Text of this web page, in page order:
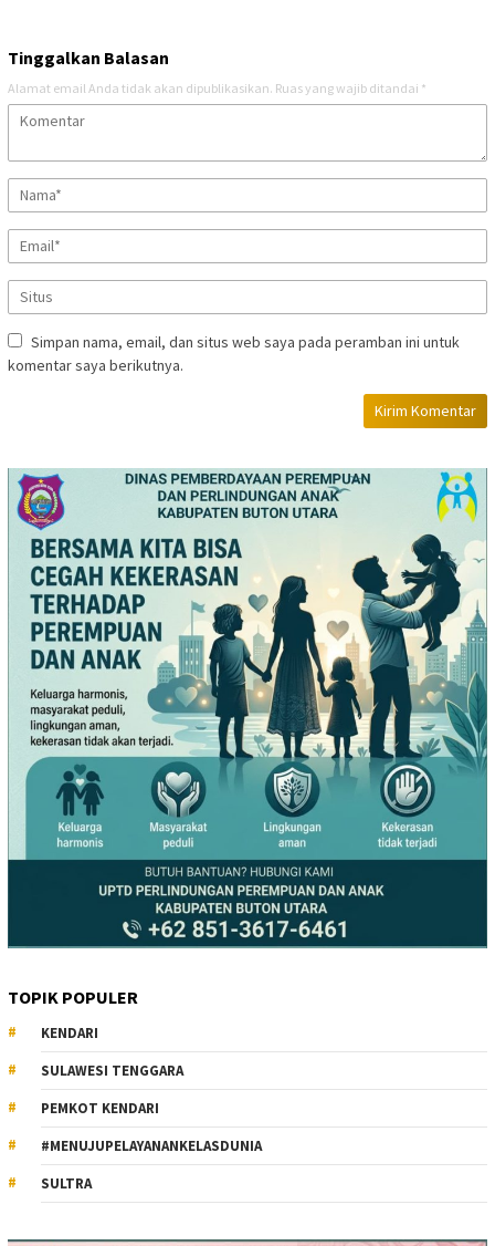
Tinggalkan Balasan
Alamat email Anda tidak akan dipublikasikan. Ruas yang wajib ditandai *
Simpan nama, email, dan situs web saya pada peramban ini untuk
komentar saya berikutnya.
TOPIK POPULER
KENDARI
SULAWESI TENGGARA
PEMKOT KENDARI
#MENUJUPELAYANANKELASDUNIA
SULTRA